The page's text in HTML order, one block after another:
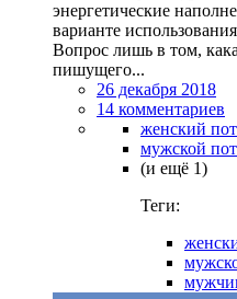
энергетические
варианте
Вопрос лишь в том,
пишущего...
26 декабря 2018
14 комментариев
женский
мужской
(и ещё 1)
Теги: